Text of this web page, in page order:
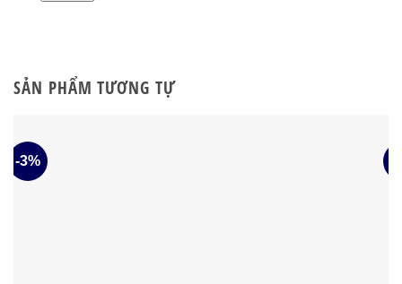
SẢN PHẨM TƯƠNG TỰ
-3%